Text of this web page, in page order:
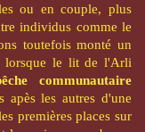
ou en couple, plus
individus comme le
toutefois monté un
lorsque le lit de l'Arli
communautaire
apès les autres d'une
premières places sur